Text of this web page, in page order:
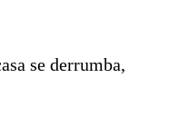
se derrumba,